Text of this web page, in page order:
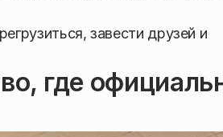
завести друзей и
где